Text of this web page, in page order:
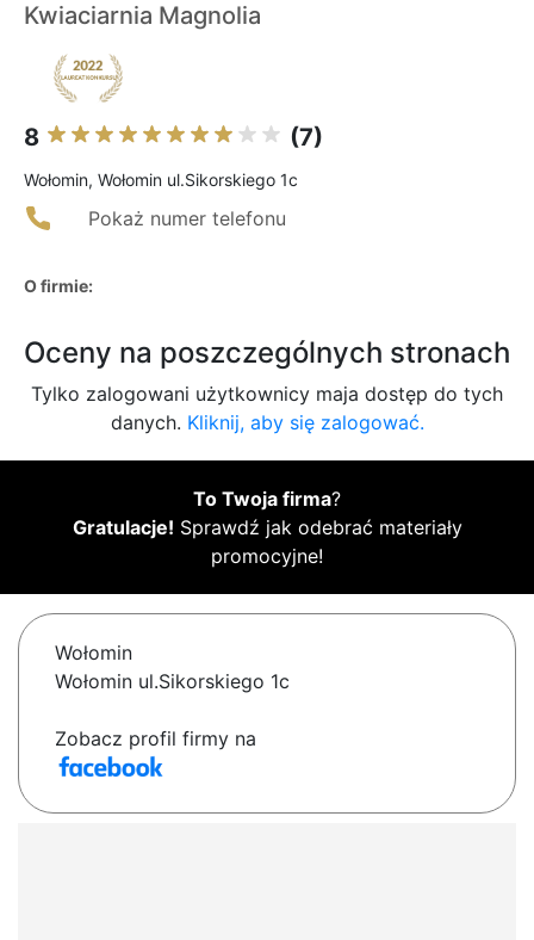
Kwiaciarnia Magnolia
8 (7)
Wołomin, Wołomin ul.Sikorskiego 1c
Pokaż numer telefonu
O firmie:
Oceny na poszczególnych stronach
Tylko zalogowani użytkownicy maja dostęp do tych
danych. Kliknij, aby się zalogować.
To Twoja firma?
Gratulacje! Sprawdź jak odebrać materiały
promocyjne!
Wołomin
Wołomin ul.Sikorskiego 1c
Zobacz profil firmy na